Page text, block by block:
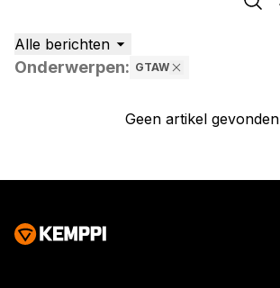
Alle berichten
Onderwerpen: GTAW
Geen artikel gevondenGeen artikel gevonden